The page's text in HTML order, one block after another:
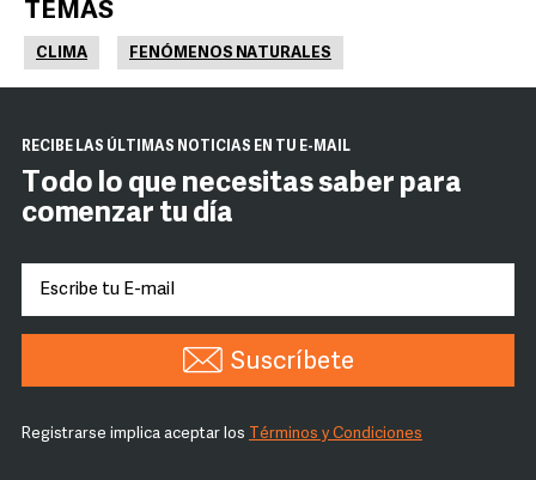
TEMAS
CLIMA FENÓMENOS NATURALES
RECIBE LAS ÚLTIMAS NOTICIAS EN TU E-MAIL
Todo lo que necesitas saber para
comenzar tu día
Suscríbete
Registrarse implica aceptar los Términos y Condiciones